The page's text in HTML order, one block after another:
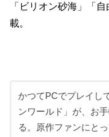
「ビリオン砂海」「
載。
かつてPCでプレイし
ンワールド」が、お
る。原作ファンにと